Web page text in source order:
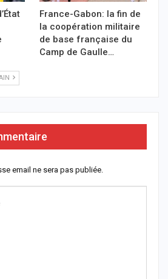
France-Gabon: la fin de
la coopération militaire
de base française du
Camp de Gaulle…
email ne sera pas publiée.